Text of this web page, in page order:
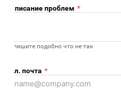
проблем*
подобно что не так
почта*